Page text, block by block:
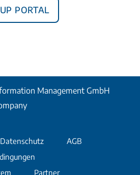
Portal
Management GmbH
Datenschutz
AGB
Partner